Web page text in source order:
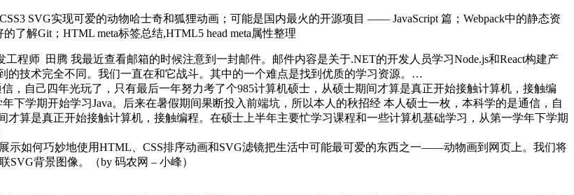
SVG实现可爱的动物哈士奇和狐狸动画；可能是国内最火的开源项目 —— JavaScript 篇；Webpack中的静态资
了解Git；HTML meta标签总结,HTML5 head meta属性整理
工程师 田腾 我最近查看邮箱的时候注意到一封邮件。邮件内容是关于.NET的开发人员学习Node.js和React构建产
的技术完全不同。我们一直在和它战斗。其中的一个难点是找到优质的学习资源。…
，自己四年光玩了，只有最后一年努力考了个985计算机硕士，从硕士期间才算是真正开始接触计算机，接触编
下学期开始学习Java。后来在暑假期间果断投入前端坑，所以本人的秋招经 本人硕士一枚，本科学的是通信，自
算是真正开始接触计算机，接触编程。在硕士上半年主要忙学习课程和一些计算机基础学习，从第一学年下学期
示如何巧妙地使用HTML、CSS排序动画和SVG滤镜把生活中可能最可爱的东西之一——动物画到网页上。我们将
SVG背景图像。
（by 码农网 – 小峰） ​​​